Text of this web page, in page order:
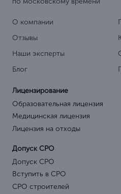
О компании
Отзывы
Наши эксперты
Блог
Лицензирование
Образовательная лицензия
Медицинская лицензия
Лицензия на отходы
Допуск СРО
Допуск СРО
Вступить в СРО
СРО строителей